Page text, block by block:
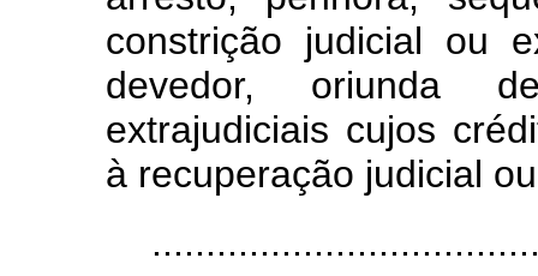
constrição judicial ou
devedor, oriunda
extrajudiciais cujos
à recuperação judicial